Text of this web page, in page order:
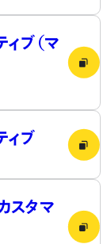
ブ（マ
ィブ
スタマ